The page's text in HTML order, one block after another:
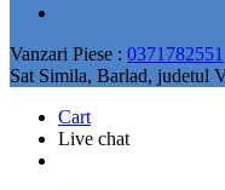
Vanzari Piese : 0371782551
Sat Simila, Barlad, judetul
Cart
Live chat